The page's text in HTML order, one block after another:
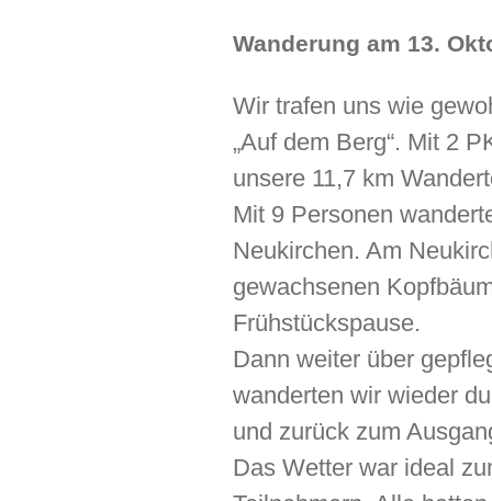
Wanderung am 13.
Wir trafen uns wie
„Auf dem Berg“. Mit 2
unsere 11,7 km
Mit 9 Personen
Neukirchen. Am
gewachsenen
Frühstückspause.
Dann weiter über
wanderten wir wieder
und zurück zum
Das Wetter war ideal